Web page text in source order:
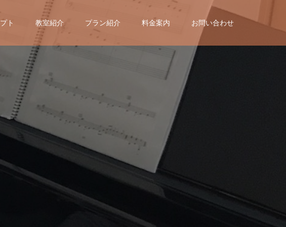
ト 教室紹介 プラン紹介 料金案内 お問い合わせ